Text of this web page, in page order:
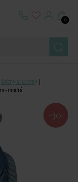
0
Svícny a lucerny
- modrá
-30 %